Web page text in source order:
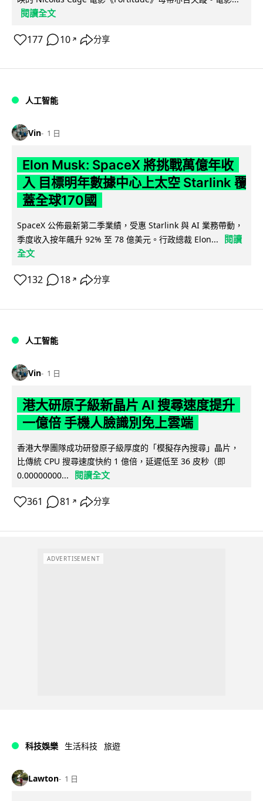
閱讀全文
177 10 ↗ 分享
人工智能
Vin 1 日
Elon Musk: SpaceX 將挑戰萬億年收
入 目標明年數據中心上太空 Starlink 覆
蓋全球170國
SpaceX 公佈最新第二季業績，受惠 Starlink 與 AI 業務帶動，
季度收入按年飆升 92% 至 78 億美元。行政總裁 Elon...
閱讀
全文
132 18 ↗ 分享
人工智能
Vin 1 日
港大研原子級新晶片 AI 搜尋速度提升
一億倍 手機人臉識別免上雲端
香港大學團隊成功研發原子級厚度的「模擬存內搜尋」晶片，
比傳統 CPU 搜尋速度快約 1 億倍，延遲低至 36 皮秒（即
0.00000000...
閱讀全文
361 81 ↗ 分享
ADVERTISEMENT
科技娛樂 生活科技 旅遊
Lawton 1 日